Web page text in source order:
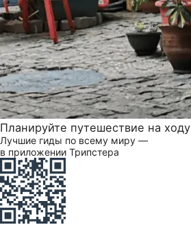
Планируйте путешествие на ходу
Лучшие гиды по всему миру —
в приложении Трипстера